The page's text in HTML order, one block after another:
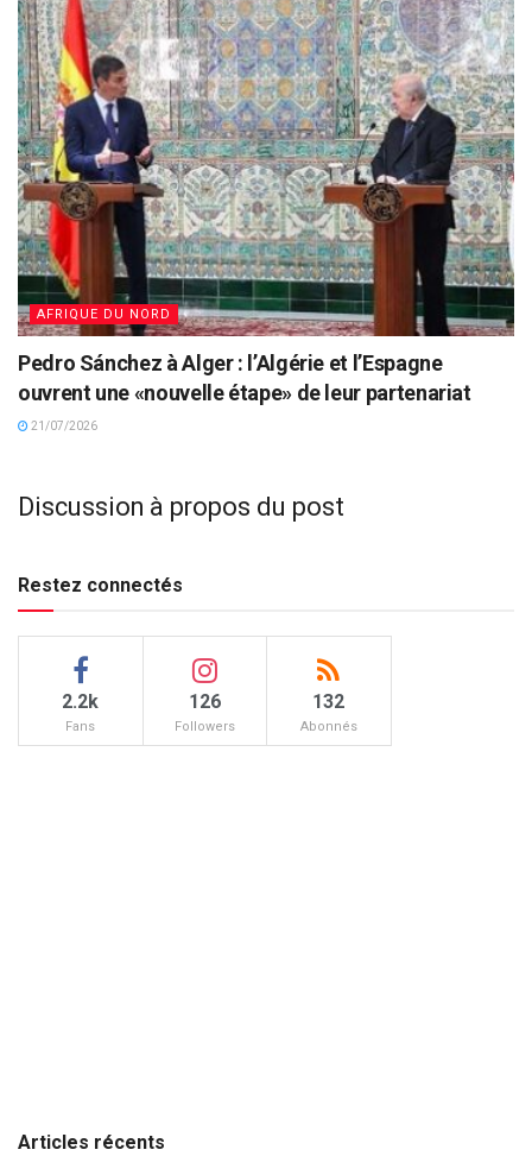
AFRIQUE DU NORD
Pedro Sánchez à Alger : l’Algérie et l’Espagne
ouvrent une «nouvelle étape» de leur partenariat
21/07/2026
Discussion à propos du post
Restez connectés
2.2k
Fans
126
Followers
132
Abonnés
Articles récents